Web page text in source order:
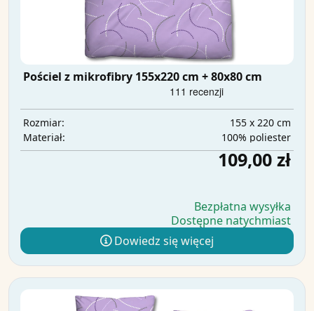
Pościel z mikrofibry 155x220 cm + 80x80 cm
Rozmiar:
155 x 220 cm
Materiał:
100% poliester
109,00 zł
Bezpłatna wysyłka
Dostępne natychmiast
Dowiedz się więcej